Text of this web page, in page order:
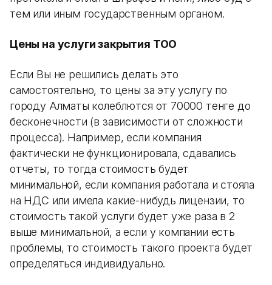
тем или иным государственным органом.
Цены на услуги закрытия ТОО
Если Вы не решились делать это
самостоятельно, то цены за эту услугу по
городу Алматы колеблются от 70000 тенге до
бесконечности (в зависимости от сложности
процесса). Например, если компания
фактически не функционировала, сдавались
отчеты, то тогда стоимость будет
минимальной, если компания работала и стояла
на НДС или имела какие-нибудь лицензии, то
стоимость такой услуги будет уже раза в 2
выше минимальной, а если у компании есть
проблемы, то стоимость такого проекта будет
определяться индивидуально.